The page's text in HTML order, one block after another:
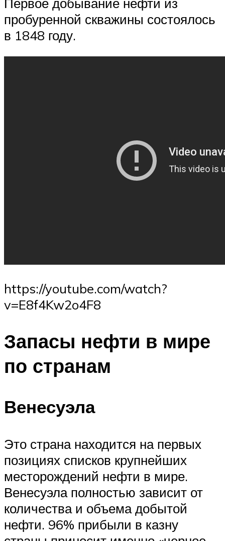
пробуренной скважины состоялось
в 1848 году.
https://youtube.com/watch?
v=E8f4Kw2o4F8
Запасы нефти в мире
по странам
Венесуэла
Это страна находится на первых
позициях списков крупнейших
месторождений нефти в мире.
Венесуэла полностью зависит от
количества и объема добытой
нефти. 96% прибыли в казну